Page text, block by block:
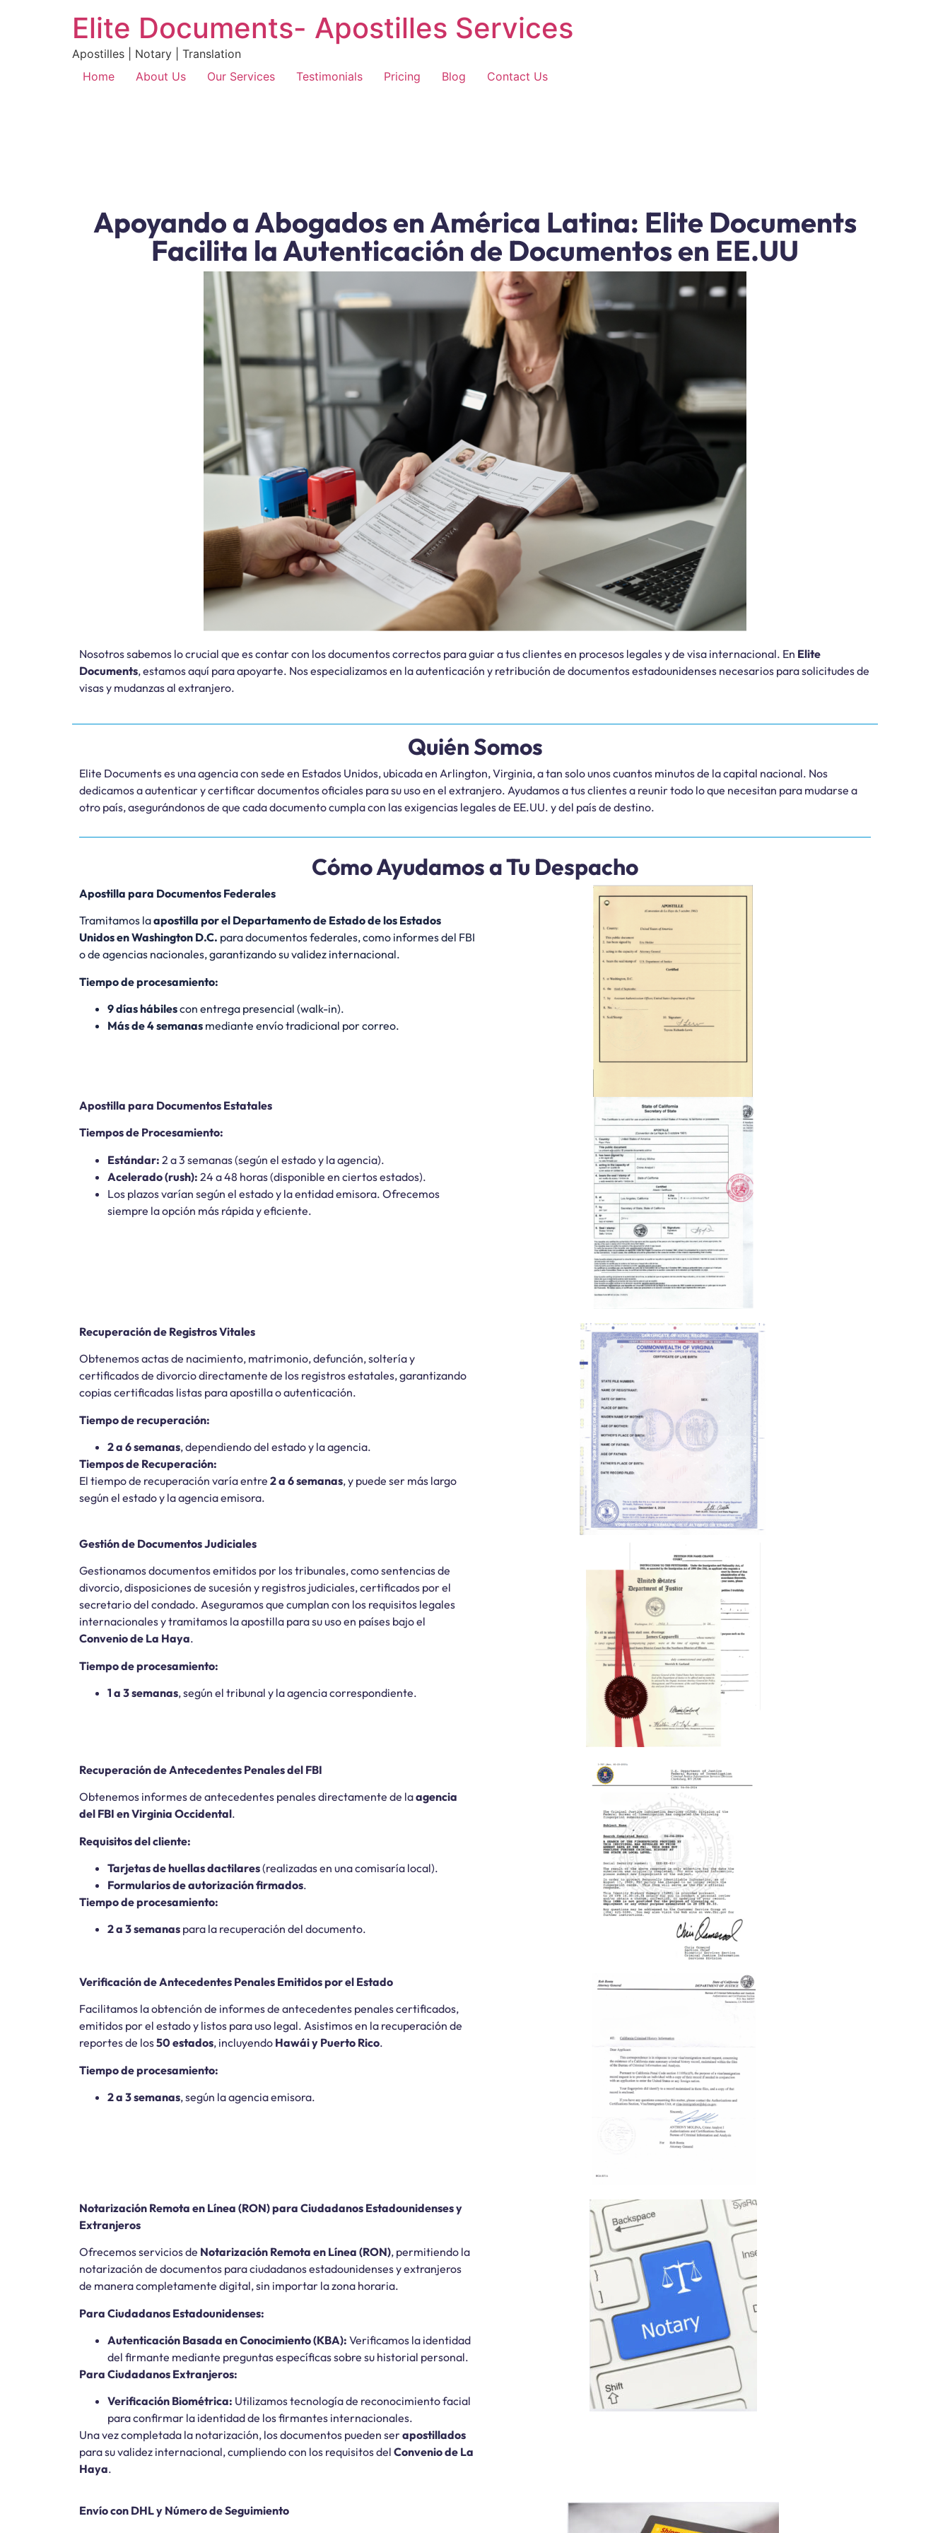
Elite Documents- Apostilles Services
Apostilles | Notary | Translation
Home
About Us Our Services Testimonials Pricing Blog Contact Us
Apoyando a Abogados en América Latina: Elite Documents
Facilita la Autenticación de Documentos en EE.UU
Nosotros sabemos lo crucial que es contar con los documentos correctos para guiar a tus clientes en procesos legales y de visa internacional. En Elite
Documents, estamos aquí para apoyarte. Nos especializamos en la autenticación y retribución de documentos estadounidenses necesarios para solicitudes de
visas y mudanzas al extranjero.
Quién Somos
Elite Documents es una agencia con sede en Estados Unidos, ubicada en Arlington, Virginia, a tan solo unos cuantos minutos de la capital nacional. Nos
dedicamos a autenticar y certificar documentos oficiales para su uso en el extranjero. Ayudamos a tus clientes a reunir todo lo que necesitan para mudarse a
otro país, asegurándonos de que cada documento cumpla con las exigencias legales de EE.UU. y del país de destino.
Cómo Ayudamos a Tu Despacho
Apostilla para Documentos Federales
Tramitamos laapostilla por el Departamento de Estado de los Estados
Unidos en Washington D.C. para documentos federales, como informes del FBI
o de agencias nacionales, garantizando su validez internacional.
Tiempo de procesamiento:
9 días hábilescon entrega presencial (walk-in).
Más de 4 semanas mediante envío tradicional por correo.
Apostilla para Documentos Estatales
Tiempos de Procesamiento:
Estándar: 2 a 3 semanas (según el estado y la agencia).
Acelerado (rush): 24 a 48 horas (disponible en ciertos estados).
Los plazos varían según el estado y la entidad emisora. Ofrecemos
siempre la opción más rápida y eficiente.
Recuperación de Registros Vitales
Obtenemos actas de nacimiento, matrimonio, defunción, soltería y
certificados de divorcio directamente de los registros estatales, garantizando
copias certificadas listas para apostilla o autenticación.
Tiempo de recuperación:
2 a 6 semanas, dependiendo del estado y la agencia.
Tiempos de Recuperación:
El tiempo de recuperación varía entre 2 a 6 semanas, y puede ser más largo
según el estado y la agencia emisora.
Gestión de Documentos Judiciales
Gestionamos documentos emitidos por los tribunales, como sentencias de
divorcio, disposiciones de sucesión y registros judiciales, certificados por el
secretario del condado. Aseguramos que cumplan con los requisitos legales
internacionales y tramitamos la apostilla para su uso en países bajo el
Convenio de La Haya.
Tiempo de procesamiento:
1 a 3 semanas, según el tribunal y la agencia correspondiente.
Recuperación de Antecedentes Penales del FBI
Obtenemos informes de antecedentes penales directamente de laagencia
del FBI en Virginia Occidental.
Requisitos del cliente:
Tarjetas de huellas dactilares(realizadas en una comisaría local).
Formularios de autorización firmados.
Tiempo de procesamiento:
2 a 3 semanas para la recuperación del documento.
Verificación de Antecedentes Penales Emitidos por el Estado
Facilitamos la obtención de informes de antecedentes penales certificados,
emitidos por el estado y listos para uso legal. Asistimos en la recuperación de
reportes de los50 estados, incluyendo Hawái y Puerto Rico.
Tiempo de procesamiento:
2 a 3 semanas, según la agencia emisora.
Notarización Remota en Línea (RON) para Ciudadanos Estadounidenses y
Extranjeros
Ofrecemos servicios de Notarización Remota en Línea (RON), permitiendo la
notarización de documentos para ciudadanos estadounidenses y extranjeros
de manera completamente digital, sin importar la zona horaria.
Para Ciudadanos Estadounidenses:
Autenticación Basada en Conocimiento (KBA): Verificamos la identidad
del firmante mediante preguntas específicas sobre su historial personal.
Para Ciudadanos Extranjeros:
Verificación Biométrica: Utilizamos tecnología de reconocimiento facial
para confirmar la identidad de los firmantes internacionales.
Una vez completada la notarización, los documentos pueden serapostillados
para su validez internacional, cumpliendo con los requisitos del Convenio de La
Haya.
Envío con DHL y Número de Seguimiento